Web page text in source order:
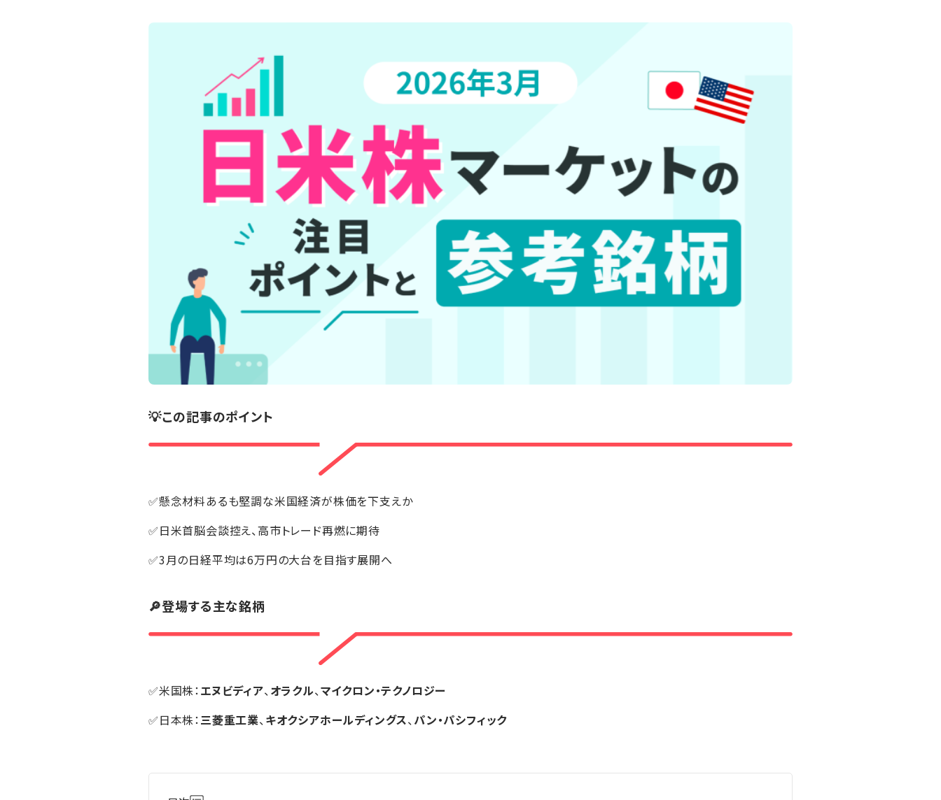
💡この記事のポイント
✅懸念材料あるも堅調な米国経済が株価を下支えか
✅日米首脳会談控え、高市トレード再燃に期待
✅3月の日経平均は6万円の大台を目指す展開へ
🔎登場する主な銘柄
✅米国株：エヌビディア、オラクル、マイクロン・テクノロジー
✅日本株：三菱重工業、キオクシアホールディングス、パン・パシフィック